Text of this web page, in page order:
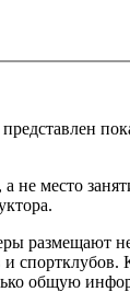
не место
размещают
общую